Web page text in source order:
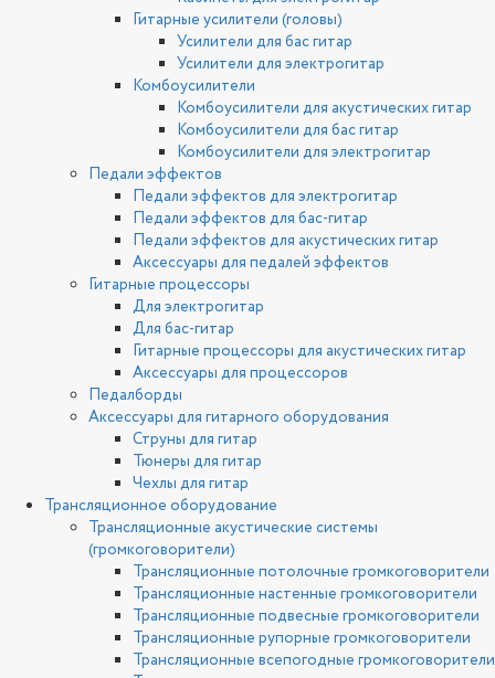
Гитарные усилители (головы)
Усилители для бас гитар
Усилители для электрогитар
Комбоусилители
Комбоусилители для акустических гитар
Комбоусилители для бас гитар
Комбоусилители для электрогитар
Педали эффектов
Педали эффектов для электрогитар
Педали эффектов для бас-гитар
Педали эффектов для акустических гитар
Аксессуары для педалей эффектов
Гитарные процессоры
Для электрогитар
Для бас-гитар
Гитарные процессоры для акустических гитар
Аксессуары для процессоров
Педалборды
Аксессуары для гитарного оборудования
Струны для гитар
Тюнеры для гитар
Чехлы для гитар
Трансляционное оборудование
Трансляционные акустические системы
(громкоговорители)
Трансляционные потолочные громкоговорители
Трансляционные настенные громкоговорители
Трансляционные подвесные громкоговорители
Трансляционные рупорные громкоговорители
Трансляционные всепогодные громкоговорители